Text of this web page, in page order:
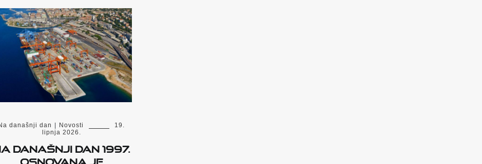
današnji dan | Novosti
19.
lipnja 2026.
današnji dan 1997.
osnovana je